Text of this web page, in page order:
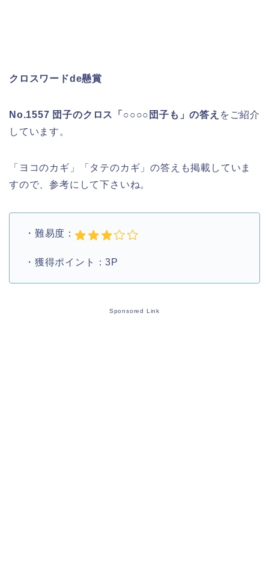
クロスワードde懸賞
No.1557 団子のクロス「○○○○団子も」の答え をご紹介
しています。
「ヨコのカギ」「タテのカギ」の答えも掲載していま
すので、参考にして下さいね。
・難易度：
・獲得ポイント：3P
Sponsored Link